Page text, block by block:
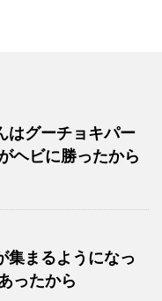
はグーチョキパー
ヘビに勝ったから
集まるようになっ
ったから